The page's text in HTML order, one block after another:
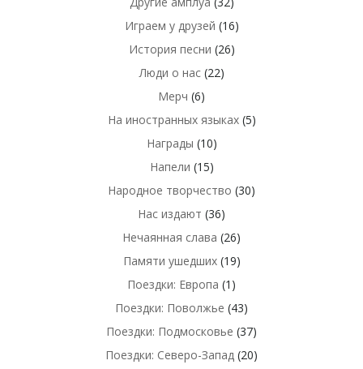
Играем у друзей (16)
История песни (26)
Люди о нас(22)
Мерч (6)
На иностранных языках(5)
Награды (10)
Напели (15)
Народное творчество (30)
Нас издают (36)
Нечаянная слава (26)
Памяти ушедших(19)
Поездки: Европа (1)
Поездки: Поволжье (43)
Поездки: Подмосковье (37)
Поездки: Северо-Запад (20)